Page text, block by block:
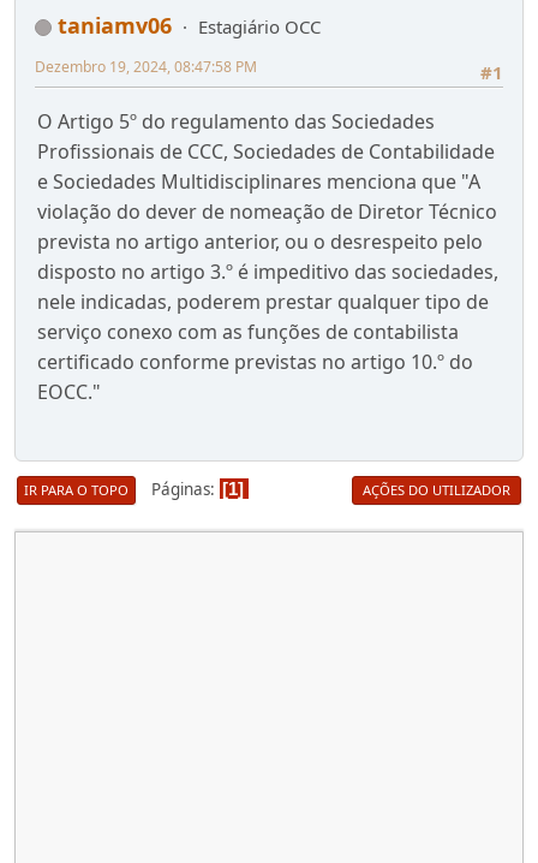
taniamv06
Estagiário OCC
#1
Dezembro 19, 2024, 08:47:58 PM
O Artigo 5º do regulamento das Sociedades
Profissionais de CCC, Sociedades de Contabilidade
e Sociedades Multidisciplinares menciona que "A
violação do dever de nomeação de Diretor Técnico
prevista no artigo anterior, ou o desrespeito pelo
disposto no artigo 3.º é impeditivo das sociedades,
nele indicadas, poderem prestar qualquer tipo de
serviço conexo com as funções de contabilista
certificado conforme previstas no artigo 10.º do
EOCC."
IR PARA O TOPO Páginas 1 AÇÕES DO UTILIZADOR